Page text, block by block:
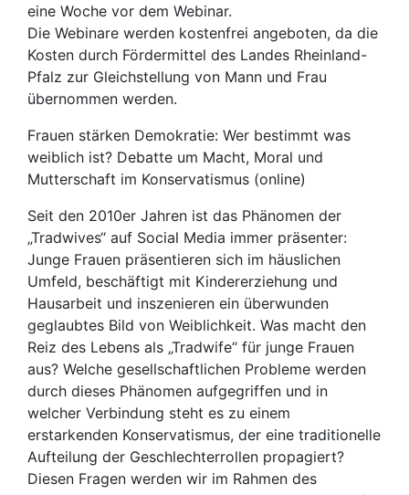
eine Woche vor dem Webinar.
Die Webinare werden kos­tenfrei angeboten, da die
Kosten durch Fördermittel des Landes Rheinland-
Pfalz zur Gleichstellung von Mann und Frau
übernommen werden.
Frauen stärken Demokratie: Wer bestimmt was
weiblich ist? Debatte um Macht, Moral und
Mutterschaft im Konservatismus (online)
Seit den 2010er Jahren ist das Phänomen der
„Tradwives“ auf Social Media immer präsenter:
Junge Frauen präsentieren sich im häuslichen
Umfeld, beschäftigt mit Kindererziehung und
Hausarbeit und inszenieren ein überwunden
geglaubtes Bild von Weiblichkeit. Was macht den
Reiz des Lebens als „Tradwife“ für junge Frauen
aus? Welche gesellschaftlichen Probleme werden
durch dieses Phänomen aufgegriffen und in
welcher Verbindung steht es zu einem
erstarkenden Konservatismus, der eine traditionelle
Aufteilung der Geschlechterrollen propagiert?
Diesen Fragen werden wir im Rahmen des